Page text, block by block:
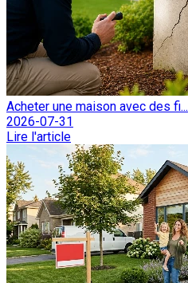
Acheter une maison avec des fi...
2026-07-31
Lire l'article